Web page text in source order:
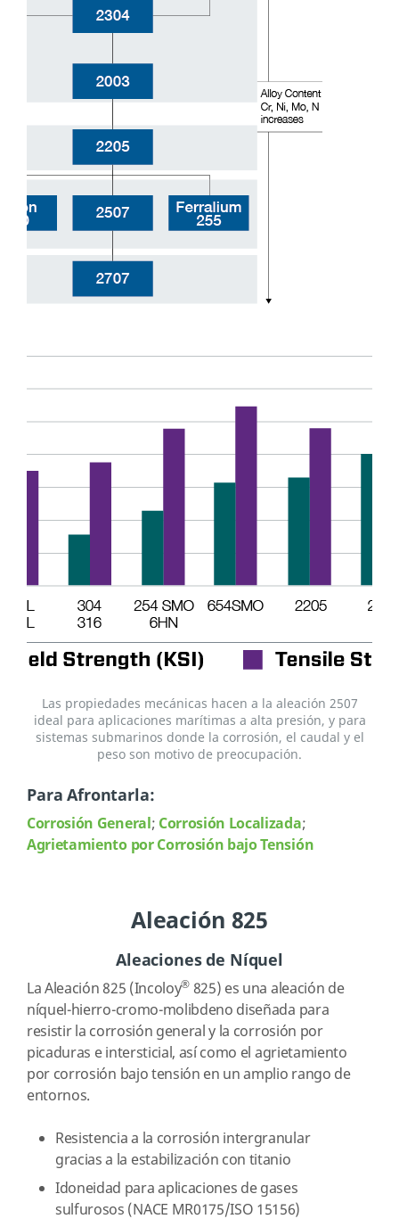
Las propiedades mecánicas hacen a la aleación 2507
ideal para aplicaciones marítimas a alta presión, y para
sistemas submarinos donde la corrosión, el caudal y el
peso son motivo de preocupación.
Para Afrontarla:
Corrosión General; Corrosión Localizada;
Agrietamiento por Corrosión bajo Tensión
Aleación 825
Aleaciones de Níquel
La Aleación 825 (Incoloy® 825) es una aleación de
níquel-hierro-cromo-molibdeno diseñada para
resistir la corrosión general y la corrosión por
picaduras e intersticial, así como el agrietamiento
por corrosión bajo tensión en un amplio rango de
entornos.
Resistencia a la corrosión intergranular
gracias a la estabilización con titanio
Idoneidad para aplicaciones de gases
sulfurosos (NACE MR0175/ISO 15156)